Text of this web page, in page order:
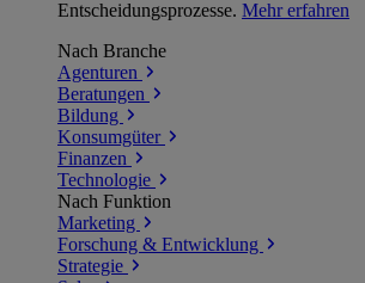
Entscheidungsprozesse. Mehr erfahren
Nach Branche
Agenturen
Beratungen
Bildung
Konsumgüter
Finanzen
Technologie
Nach Funktion
Marketing
Forschung & Entwicklung
Strategie